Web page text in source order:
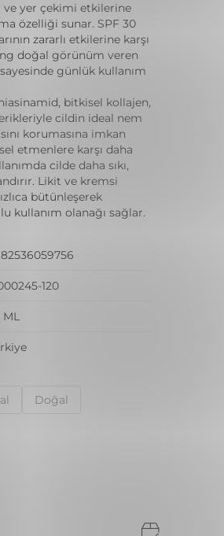
ve yer çekimi etkilerine
özelliği sunar. SPF 30
zararlı etkilerine karşı
doğal görünüm veren
günlük kullanım
bitkisel kollajen,
cildin ideal nem
korumasına imkan
etmenlere karşı daha
cilde daha sıkı,
Likit ve kremsi
bütünleşerek
kullanım olanağı sağlar.
120
ML
Doğal